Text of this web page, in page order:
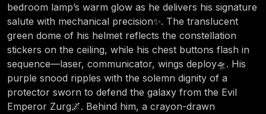
bedroom lamp’s warm glow as he delivers his signature
salute with mechanical precision✨. The translucent
green dome of his helmet reflects the constellation
stickers on the ceiling, while his chest buttons flash in
sequence—laser, communicator, wings deploy🛸. His
purple snood ripples with the solemn dignity of a
protector sworn to defend the galaxy from the Evil
Emperor Zurg🌌. Behind him, a crayon-drawn